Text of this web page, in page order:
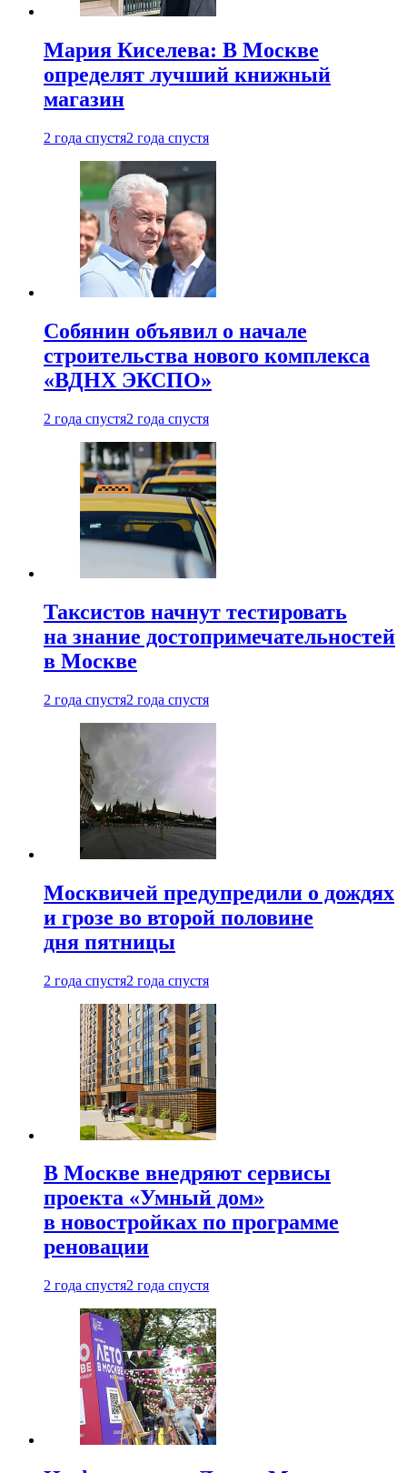
Мария Киселева: В Москве
определят лучший книжный
магазин
2 года спустя2 года спустя
Собянин объявил о начале
строительства нового комплекса
«ВДНХ ЭКСПО»
2 года спустя2 года спустя
Таксистов начнут тестировать
на знание достопримечательностей
в Москве
2 года спустя2 года спустя
Москвичей предупредили о дождях
и грозе во второй половине
дня пятницы
2 года спустя2 года спустя
В Москве внедряют сервисы
проекта «Умный дом»
в новостройках по программе
реновации
2 года спустя2 года спустя